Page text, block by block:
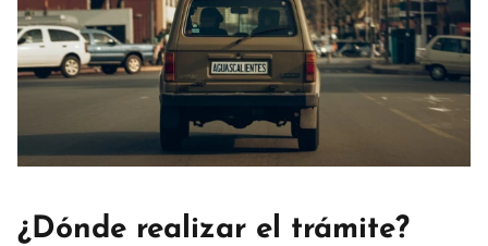
¿Dónde realizar el trámite?